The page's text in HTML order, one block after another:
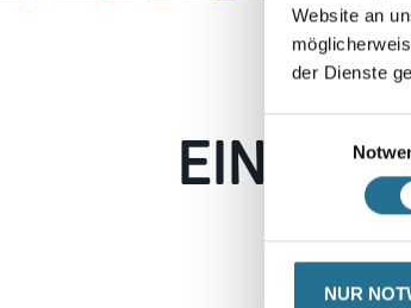
Website an
der Dienste
NUR
EIN